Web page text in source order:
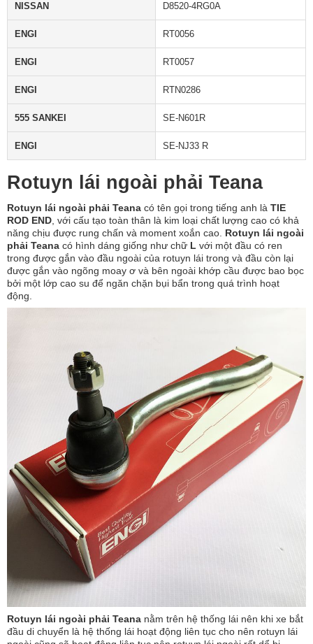
NISSAN D8520-4RG0A
ENGI RT0056
ENGI RT0057
ENGI RTN0286
555 SANKEI SE-N601R
ENGI SE-NJ33 R
Rotuyn lái ngoài phải Teana
Rotuyn lái ngoài phải Teana có tên gọi trong tiếng anh là TIE
ROD END , với cấu tạo toàn thân là kim loại chất lượng cao có khả
năng chịu được rung chấn và moment xoắn cao. Rotuyn lái ngoài
phải Teana có hình dáng giống như chữ L với một đầu có ren
trong được gắn vào đầu ngoài của rotuyn lái trong và đầu còn lại
được gắn vào ngõng moay ơ và bên ngoài khớp cầu được bao bọc
bởi một lớp cao su để ngăn chặn bụi bẩn trong quá trình hoạt
động.
Rotuyn lái ngoài phải Teana nằm trên hệ thống lái nên khi xe bắt
đầu di chuyển là hệ thống lái hoạt động liên tục cho nên rotuyn lái